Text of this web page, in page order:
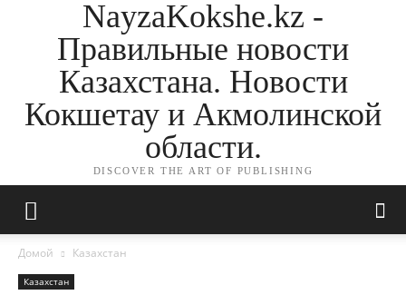
NayzaKokshe.kz -
Правильные новости
Казахстана. Новости
Кокшетау и Акмолинской
области.
DISCOVER THE ART OF PUBLISHING
Домой Казахстан
Казахстан